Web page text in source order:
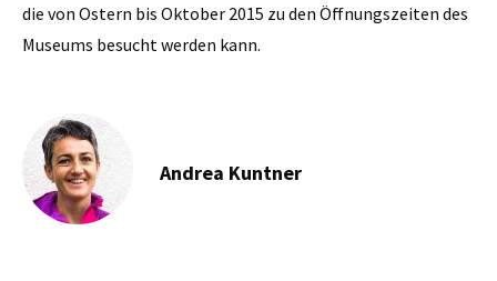
die von Ostern bis Oktober 2015 zu den Öffnungszeiten des
Museums besucht werden kann.
Andrea Kuntner